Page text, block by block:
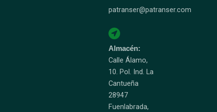
patranser@patranser.com
Almacén:
Calle Álamo,
10. Pol. Ind. La
Cantueña
28947
Fuenlabrada,